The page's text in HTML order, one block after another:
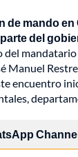
de mando
del
mandatario
Manuel
encuentro